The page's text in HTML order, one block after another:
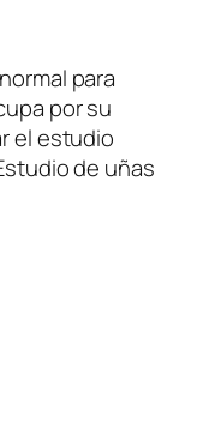
para
por su
el estudio
de uñas